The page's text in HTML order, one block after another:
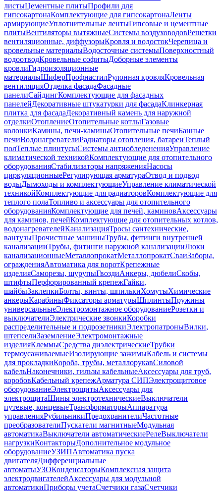
листыЦементные плитыПрофили для
гипсокартонаКомплектующие для гипсокартонаЛенты
армирующиеУплотнительные лентыГипсовые и цементные
плитыВентиляторы вытяжныеСистемы воздуховодовРешетки
вентиляционные, диффузорыКровля и водостокЧерепица и
кровельные материалыВодосточные системыПоверхностный
водоотводКровельные софитыДоборные элементы
кровлиГидроизоляционные
материалыШиферПрофнастилРулонная кровляКровельная
вентиляцияОтделка фасадаФасадные
панелиСайдингКомплектующие для фасадных
панелейДекоративные штукатурки для фасадаКлинкерная
плитка для фасадаДекоративный камень для наружной
отделкиОтоплениеОтопительные котлыГазовые
колонкиКамины, печи-каминыОтопительные печиБанные
печиВодонагревателиРадиаторы отопления, батареиТеплый
полТеплые плинтусыСистемы антиобледененияУправление
климатической техникойКомплектующие для отопительного
оборудованияСтабилизаторы напряженияНасосы
циркуляционныеРегулирующая арматураОтвод и подвод
водыДымоходы и комплектующиеУправление климатической
техникойКомплектующие для радиаторовКомплектующие для
теплого полаТопливо и аксессуары для отопительного
оборудованияКомплектующие для печей, каминовАксессуары
для каминов, печейКомплектующие для отопительных котлов,
водонагревателейКанализацияТросы сантехнические,
вантузыПрочистные машиныТрубы, фитинги внутренней
канализацииТрубы, фитинги наружной канализацииЛюки
канализационныеМеталлопрокатМеталлопрокатСваиЗаборы,
огражденияАвтоматика для воротКрепежные
изделияСаморезы, шурупыГвоздиАнкеры, дюбелиСкобы,
штифтыПерфорированный крепежГайки,
шайбыЗаклепкиБолты, винты, шпилькиХомутыХимические
анкерыКарабиныФиксаторы арматурыШплинтыПружины
универсальныеЭлектромонтажное оборудованиеРозетки и
выключателиЭлектрические звонкиКоробки
распределительные и подрозетникиЭлектропатроныВилки,
штепселиЗаземлениеЭлектромонтажные
изделияКлеммыСредства диэлектрическиеТрубки
термоусаживаемыеИзолирующие зажимыКабель и системы
для прокладкиКороба, трубы, металлорукавСиловой
кабельНаконечники, гильзы кабельныеАксессуары для труб,
коробовКабельный крепежАрматура СИПЭлектрощитовое
оборудованиеЭлектрощитыАксессуары для
электрощитаШины электротехническиеВыключатели
путевые, концевыеТрансформаторыАппаратура
управленияРубильникиПредохранителиЧастотные
преобразователиПускатели магнитныеМодульная
автоматикаВыключатели автоматическиеРелеВыключатели
нагрузкиКонтакторыДополнительное модульное
оборудованиеУЗИПАвтоматика пуска
двигателяДифференциальные
автоматыУЗОКонденсаторыКомплексная защита
электродвигателейАксессуары для модульной
автоматикиПриборы учетаСчетчики газаСчетчики